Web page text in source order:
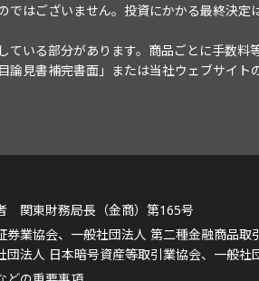
はございません。投資にかかる最終決
いる部分があります。商品ごとに手数料
論見書補完書面」または当社ウェブサイト
関東財務局長（金商）第165号
券業協会、一般社団法人 第二種金融商品取
団法人 日本暗号資産等取引業協会、一般社